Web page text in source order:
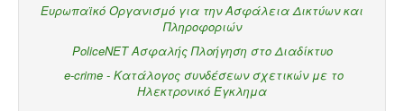
Ευρωπαϊκό Οργανισμό για την Ασφάλεια Δικτύων και
Πληροφοριών
PoliceNET Ασφαλής Πλοήγηση στο Διαδίκτυο
e-crime - Κατάλογος συνδέσεων σχετικών με το
Ηλεκτρονικό Έγκλημα